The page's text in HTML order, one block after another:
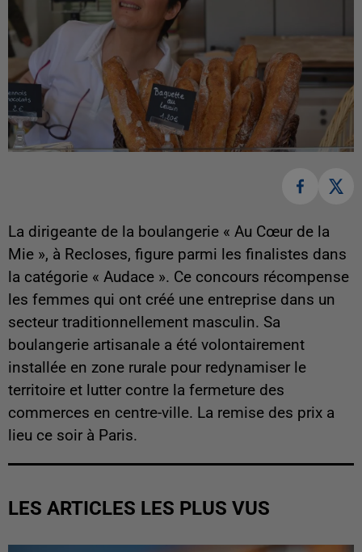
La dirigeante de la boulangerie « Au Cœur de la
Mie », à Recloses, figure parmi les finalistes dans
la catégorie « Audace ». Ce concours récompense
les femmes qui ont créé une entreprise dans un
secteur traditionnellement masculin. Sa
boulangerie artisanale a été volontairement
installée en zone rurale pour redynamiser le
territoire et lutter contre la fermeture des
commerces en centre-ville. La remise des prix a
lieu ce soir à Paris.
LES ARTICLES LES PLUS VUS